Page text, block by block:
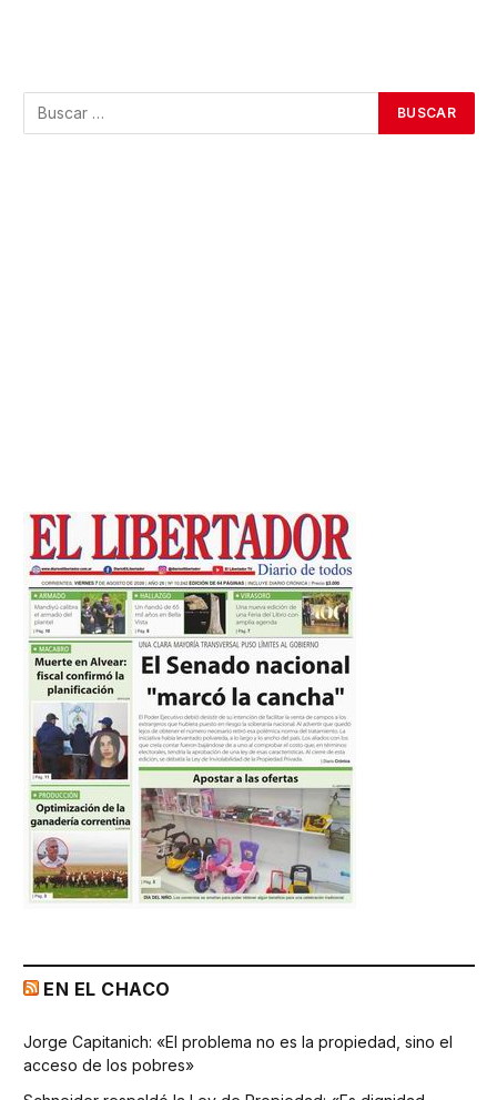
EN EL CHACO
Jorge Capitanich: «El problema no es la propiedad, sino el
acceso de los pobres»